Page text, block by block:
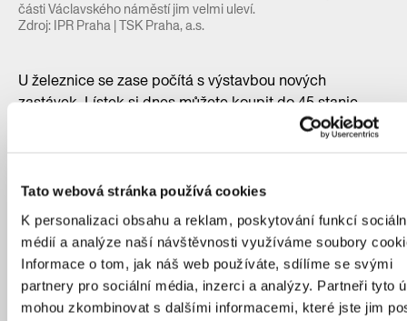
Tato webová stránka používá cookies
K personalizaci obsahu a reklam, poskytování funkcí
médií a analýze naší návštěvnosti využíváme soubory
Informace o tom, jak náš web používáte, sdílíme se svými
partnery pro sociální média, inzerci a analýzy. Partneři tyto
mohou zkombinovat s dalšími informacemi, které jste jim
části Václavského náměstí jim velmi uleví.
Zdroj: IPR Praha | TSK Praha, a.s.
U železnice se zase počítá s výstavbou nových
zastávek. Lístek si dnes můžete koupit do 45 stanic
a zastávek a dalších 20 je připravováno. Zbrusu novou
zastávkou je například ta na Zahradním městě.
cestovní rychlosti 49,3 km/h. Naopak tramvaje se často
prodírají městským centrem, kde mají ale
nezastupitelné místo. Průměrná rychlost je proto pouze
18,50 km/h. Tuto hodnotu odborníci sledují i autobusů,
činí 23,80 km/h a meziročně klesá, dopravní ruch na
silnicích je totiž čím dál intenzivnější.